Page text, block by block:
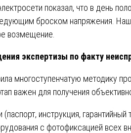
показал, что в день
броском напряжения.
возмещение.
экспертизы по факту
многоступенчатую методику
важен для получения
инструкция, гарантийный
с фотофиксацией всех